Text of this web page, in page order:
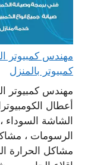
كمبيوتر بالمنزل
مهندس كمبيوتر
أعطال
الشاشة
الرسومات ،
مشاكل الحرارة